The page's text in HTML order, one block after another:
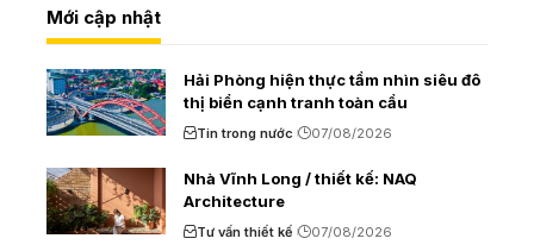
Mới cập nhật
Hải Phòng hiện thực tầm nhìn siêu đô
thị biển cạnh tranh toàn cầu
Tin trong nước 07/08/2026
Nhà Vĩnh Long / thiết kế: NAQ
Architecture
Tư vấn thiết kế 07/08/2026